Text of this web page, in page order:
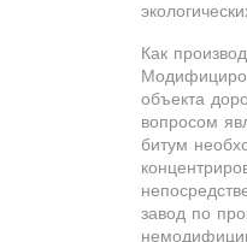
Как
объекта
вопросом
битум
завод по